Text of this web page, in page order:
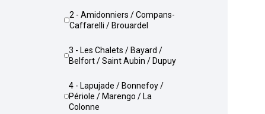
2 - Amidonniers / Compans-
Caffarelli / Brouardel
3 - Les Chalets / Bayard /
Belfort / Saint Aubin / Dupuy
4 - Lapujade / Bonnefoy /
Périole / Marengo / La
Colonne